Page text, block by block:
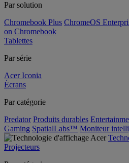
Par solution
Chromebook Plus ChromeOS
on Chromebook
Tablettes
Par série
Acer Iconia
Écrans
Par catégorie
Predator Produits durables
Gaming SpatialLabs™ Moniteur
Projecteurs